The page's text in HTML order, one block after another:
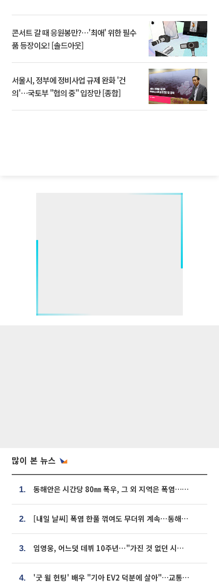
콘서트 갈 때 응원봉만?⋯'최애' 위한 필수
품 등장이오! [솔드아웃]
서울시, 정부에 정비사업 규제 완화 '건
의'⋯국토부 "협의 중" 입장만 [종합]
많이 본 뉴스
1. 동해안은 시간당 80㎜ 폭우, 그 외 지역은 폭염…‘극과 극 날씨’
2. [내일 날씨] 폭염 한풀 꺾여도 무더위 계속⋯동해안 이틀 연속 비
3. 임영웅, 어느덧 데뷔 10주년⋯"가진 것 없던 시절, 내 앞엔 20명의 팬뿐"
4. '굿 윌 헌팅' 배우 "기아 EV2 덕분에 살아"…교통사고 후 안전성 극찬